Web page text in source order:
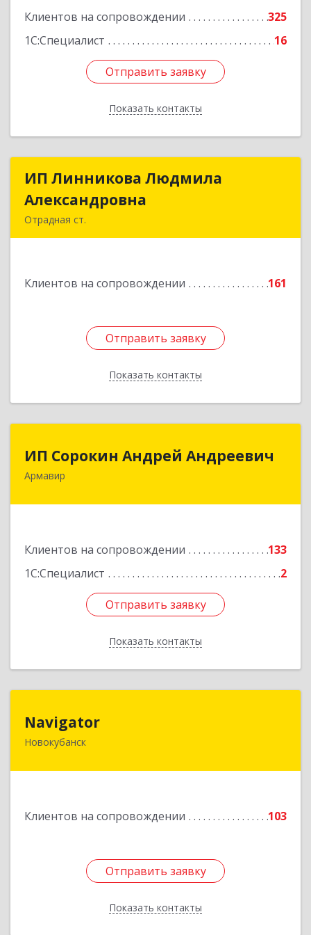
Клиентов на сопровождении
325
1С:Специалист
16
Отправить заявку
Показать контакты
Отправить заявку
Назад
ИП Линникова Людмила
Александровна
Отрадная ст.
Клиентов на сопровождении 161
Отправить заявку
Показать контакты
ИП Линникова Людмила
Подробнее
Отправить заявку
Назад
ИП Сорокин Андрей Андреевич
Армавир
Клиентов на сопровождении
133
1С:Специалист
2
Отправить заявку
Показать контакты
ИП Сорокин Андрей Андреевич
Отправить заявку
Назад
Navigator
Новокубанск
Клиентов на сопровождении 103
Отправить заявку
Показать контакты
352240, Краснодарский край, Новокубанск г,
Отправить заявку
Назад